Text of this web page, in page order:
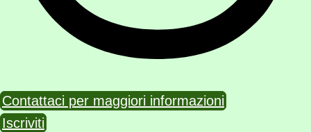
Contattaci per maggiori informazioni
Iscriviti